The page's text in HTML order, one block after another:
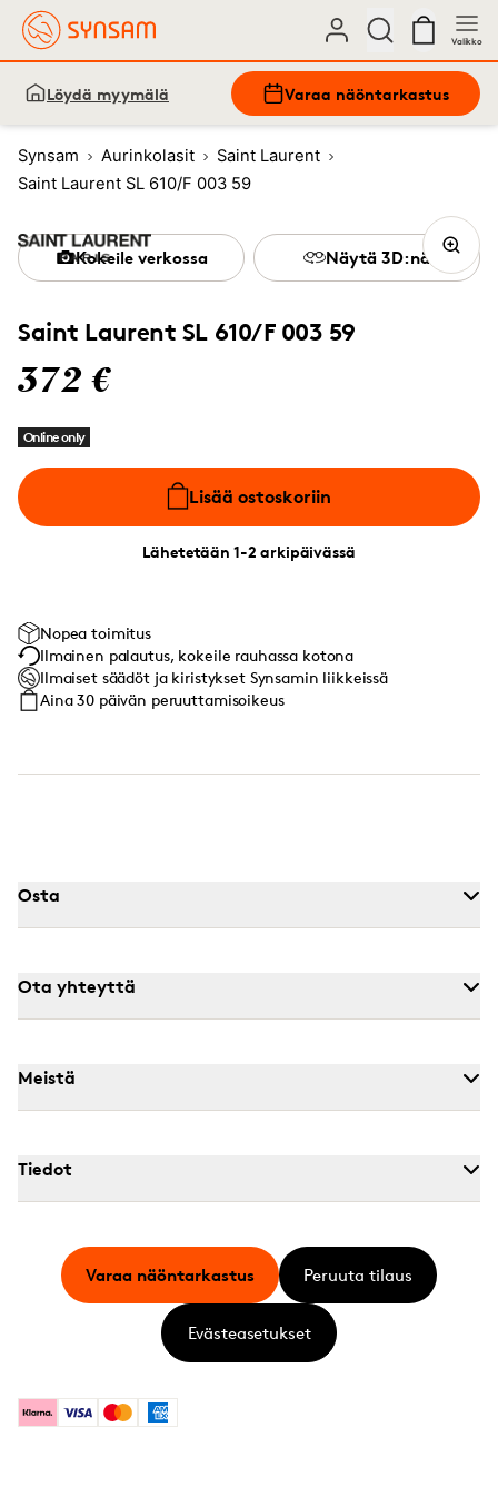
Valikko
Löydä myymälä Varaa näöntarkastus
Synsam Aurinkolasit
Saint Laurent
Saint Laurent SL 610/F 003 59
Saint Laurent SL 610/F 003 59
372 €
Online only
Lisää ostoskoriin
Lähetetään 1-2 arkipäivässä
Kokeile verkossa Näytä 3D:nä
Nopea toimitus
Ilmainen palautus, kokeile rauhassa kotona
Ilmaiset säädöt ja kiristykset Synsamin liikkeissä
Aina 30 päivän peruuttamisoikeus
Osta
Ota yhteyttä
Meistä
Tiedot
KlarnaVisa MastercardAmerican Express
Varaa näöntarkastus Peruuta tilaus
Evästeasetukset